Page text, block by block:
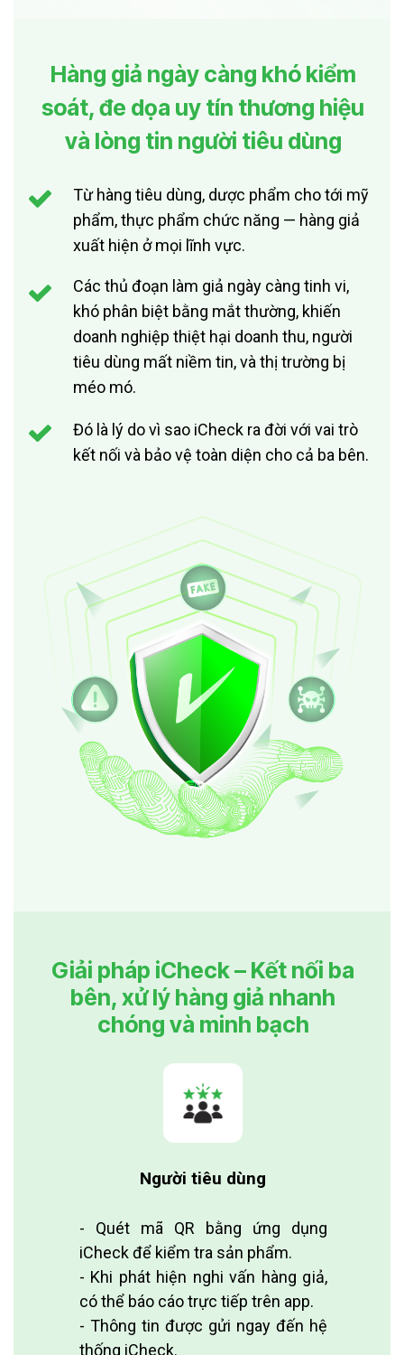
Hàng giả ngày càng khó kiểm
soát, đe dọa uy tín thương hiệu
và lòng tin người tiêu dùng
Đó là lý do vì sao iCheck ra đời với vai trò
kết nối và bảo vệ toàn diện cho cả ba bên.
Từ hàng tiêu dùng, dược phẩm cho tới mỹ
phẩm, thực phẩm chức năng — hàng giả
xuất hiện ở mọi lĩnh vực.
Các thủ đoạn làm giả ngày càng tinh vi,
khó phân biệt bằng mắt thường, khiến
doanh nghiệp thiệt hại doanh thu, người
tiêu dùng mất niềm tin, và thị trường bị
méo mó.
Giải pháp iCheck – Kết nối ba
bên, xử lý hàng giả nhanh
chóng và minh bạch
Người tiêu dùng
- Quét mã QR bằng ứng dụng
iCheck để kiểm tra sản phẩm.
- Khi phát hiện nghi vấn hàng giả,
có thể báo cáo trực tiếp trên app.
- Thông tin được gửi ngay đến hệ
thống iCheck.